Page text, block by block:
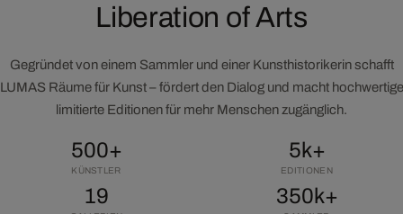
Liberation of Arts
Gegründet von einem Sammler und einer Kunsthistorikerin schafft
LUMAS Räume für Kunst – fördert den Dialog und macht hochwertige
limitierte Editionen für mehr Menschen zugänglich.
500+
KÜNSTLER
5k+
EDITIONEN
19 350k+